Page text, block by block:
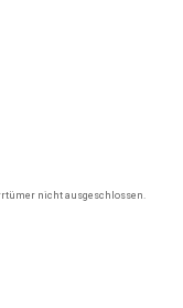
nicht ausgeschlossen.